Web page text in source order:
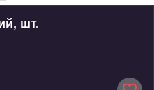
шт.